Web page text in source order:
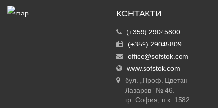
КОНТАКТИ
(+359) 29045800
(+359) 29045809
office@sofstok.com
www.sofstok.com
бул. „Проф. Цветан
Лазаров” № 46,
гр. София, п.к. 1582